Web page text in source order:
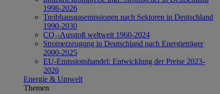
1998-2026
Treibhausgasemissionen nach Sektoren in Deutschland
1990-2030
CO₂-Ausstoß weltweit 1960-2024
Stromerzeugung in Deutschland nach Energieträger
2000-2025
EU-Emissionshandel: Entwicklung der Preise 2023-
2026
Energie & Umwelt
Themen